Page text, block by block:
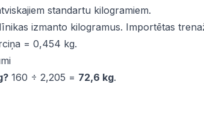
standartu kilogramiem.
izmanto kilogramus. Importētas
= 0,454 kg.
160 ÷ 2,205 = 72,6 kg.